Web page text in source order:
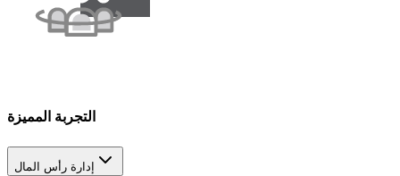
التجربة المميزة
إدارة رأس المال